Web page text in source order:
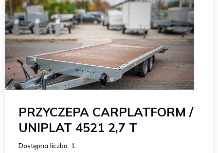
PRZYCZEPA CARPLATFORM /
UNIPLAT 4521 2,7 T
Dostępna liczba: 1